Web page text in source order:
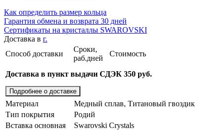
Как определить размер кольца
Гарантия обмена и возврата 30 дней
Сертификаты на кристаллы SWAROVSKI
Доставка в г.
Способ доставки
Сроки,
раб.дней
Стоимость
Доставка в пункт выдачи СДЭК 350 руб.
Подробнее о доставке
Материал
Медный сплав, Титановый гвоздик
Тип покрытия
Родий
Вставка основная
Swarovski Crystals